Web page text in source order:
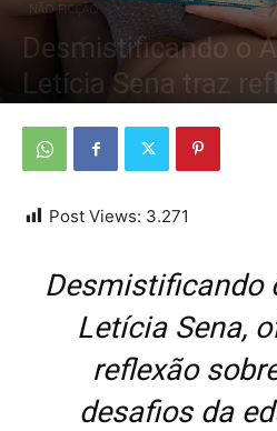
NÃO FICÇÃO
Desmistificando o
Letícia Sena traz
Post Views: 3.271
Desmistificando
Letícia Sena,
reflexão
desafios da